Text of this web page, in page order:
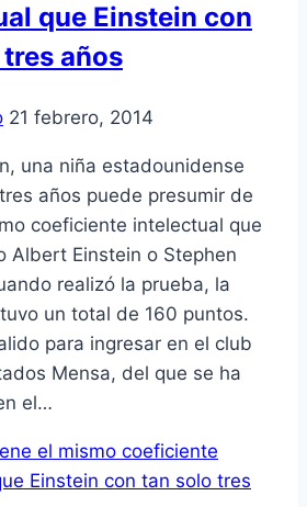
que Einstein con
años
21 febrero, 2014
una niña estadounidense
años puede presumir de
coeficiente intelectual que
Albert Einstein o Stephen
realizó la prueba, la
un total de 160 puntos.
para ingresar en el club
Mensa, del que se ha
el…
el mismo coeficiente
Einstein con tan solo tres